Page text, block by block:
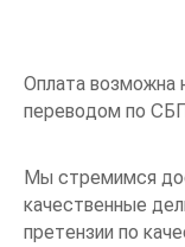
Оплата возможна
переводом по
Мы стремимся
качественные
претензии по